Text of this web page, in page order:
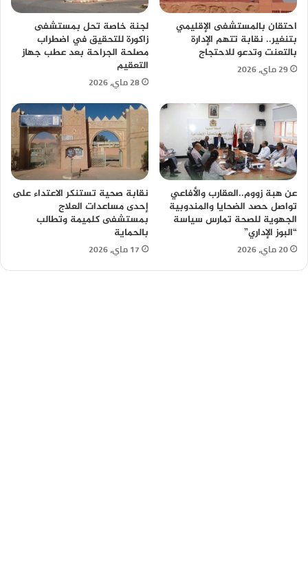
احتقان بالمستشفى الإقليمي
بتنغير.. نقابة تتهم الإدارة
بالتعنت وتدعو للاحتجاج
29 ماي، 2026
لجنة خاصة تحل بمستشفى
زاكورة للتحقيق في اضطراب
مصلحة الجراحة بعد عطب جهاز
التعقيم
28 ماي، 2026
عن هبة زووم..العقارب والأفاعي
تواصل حصد الضحايا والمندوبية
الجهوية للصحة تمارس سياسة
“البوز الإداري”
20 ماي، 2026
نقابة صحية تستنكر الاعتداء على
إحدى مساعدات العلاج
بمستشفى كلميمة وتطالب
بالحماية
17 ماي، 2026